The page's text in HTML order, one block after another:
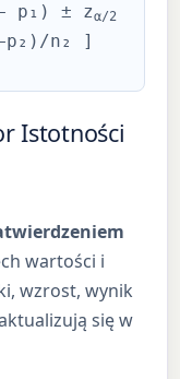
p₁) ± zα/2
n₂ ]
Istotności
wartości i
wzrost, wynik
się w